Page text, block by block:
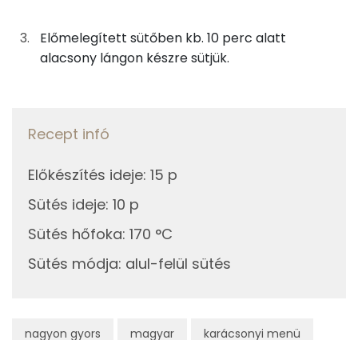
nagyon gyors magyar karácsonyi menü
szegfűszeg
Összesen
TOP vitaminok
C vitamin:
Niacin - B3 vitamin:
A vitamin (RAE):
Fehérje
Előmelegített sütőben kb. 10 perc alatt
alacsony lángon készre sütjük.
Recept infó
Előkészítés ideje: 15 p
Sütés ideje: 10 p
Sütés hőfoka: 170 °C
Sütés módja: alul-felül sütés